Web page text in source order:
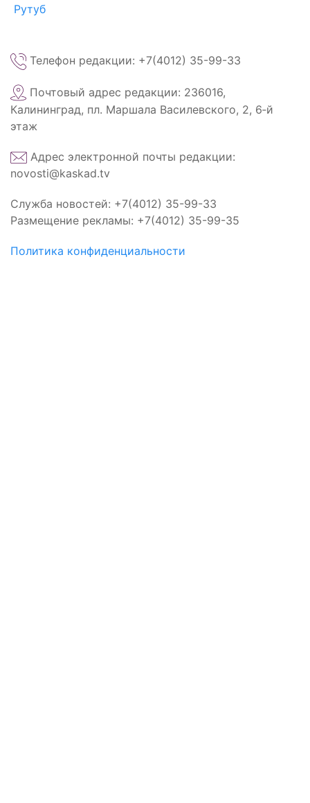
Рутуб
Телефон редакции: +7(4012) 35-99-33
Почтовый адрес редакции: 236016,
Калининград, пл. Маршала Василевского, 2, 6‑й
этаж
Адрес электронной почты редакции:
novosti@kaskad.tv
Служба новостей: +7(4012) 35-99-33
Размещение рекламы: +7(4012) 35-99-35
Политика конфиденциальности